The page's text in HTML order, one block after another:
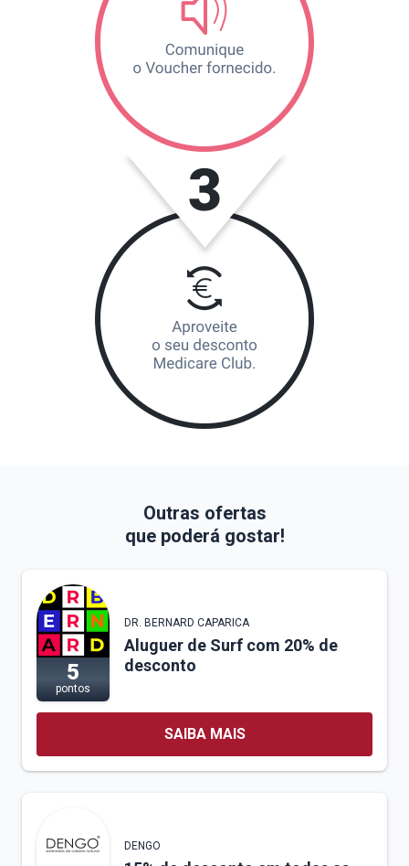
Outras ofertas
que poderá gostar!
5
pontos
DR. BERNARD CAPARICA
Aluguer de Surf com 20% de
desconto
SAIBA MAIS
DENGO